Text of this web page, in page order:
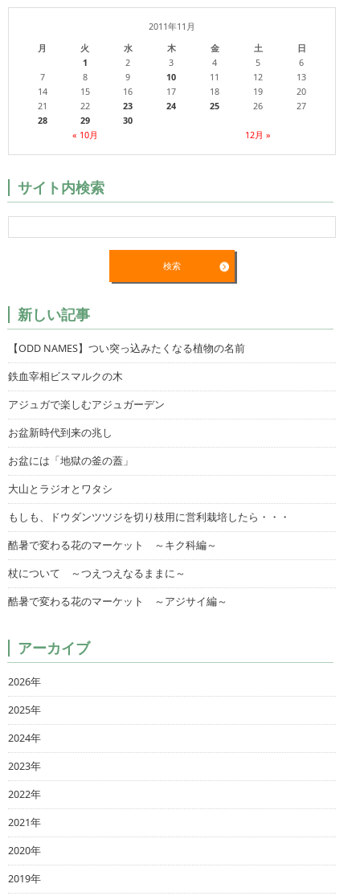
2011年11月
月
火 水 木 金 土 日
« 10月 12月 »
1 2 3 4 5
6
7
8 9 10 11 12
13
14
15 16 17 18 19
20
21
22 23 24 25 26
27
28
29 30
サイト内検索
新しい記事
【ODD NAMES】つい突っ込みたくなる植物の名前
鉄血宰相ビスマルクの木
アジュガで楽しむアジュガーデン
お盆新時代到来の兆し
お盆には「地獄の釜の蓋」
大山とラジオとワタシ
もしも、ドウダンツツジを切り枝用に営利栽培したら・・・
酷暑で変わる花のマーケット ～キク科編～
杖について ～つえつえなるままに～
酷暑で変わる花のマーケット ～アジサイ編～
アーカイブ
2026年
2025年
2024年
2023年
2022年
2021年
2020年
2019年